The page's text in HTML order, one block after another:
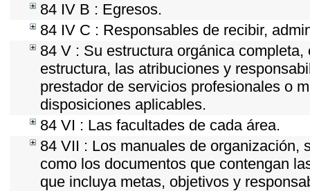
84 IV B : Egresos.
84 IV C : Responsables de recibir,
84 V : Su estructura orgánica
estructura, las atribuciones y
prestador de servicios profesionales o
disposiciones aplicables.
84 VI : Las facultades de cada área.
84 VII : Los manuales de organización,
como los documentos que contengan
que incluya metas, objetivos y